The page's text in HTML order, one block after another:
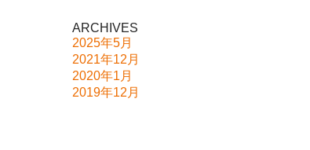
ARCHIVES
2025年5月
2021年12月
2020年1月
2019年12月